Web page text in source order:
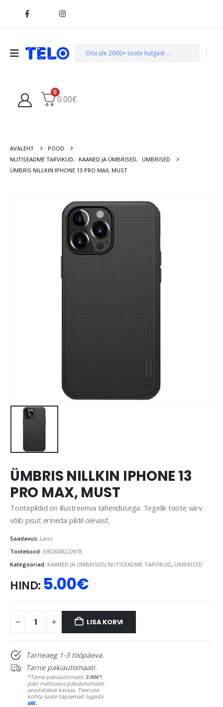
0
0.00€
AVALEHT
POOD
NUTISEADME TARVIKUD, KAANED JA ÜMBRISED,
ÜMBRISED
ÜMBRIS NILLKIN IPHONE 13 PRO MAX, MUST
ÜMBRIS NILLKIN IPHONE 13
PRO MAX, MUST
Tootepildid on illustreeriva tähendusega. Tegelik toote värv
võib pisut erineda pildil olevast.
Saadavus: Laos
Tootekood: 6902048222878
Kategooriad: KAANED JA ÜMBRISED, NUTISEADME TARVIKUD, ÜMBRISED
HIND: 5.00€
LISA KORVI
Tarneaeg 1-3 tööpäeva.
Tarne pakiautomaati.
*Tarne pakiautomaati 3.90€*,
paki mahtuvus pakiautomaati
arvutatakse kassas. Teenuse
kohta saate täpsemalt lugeda
siit.